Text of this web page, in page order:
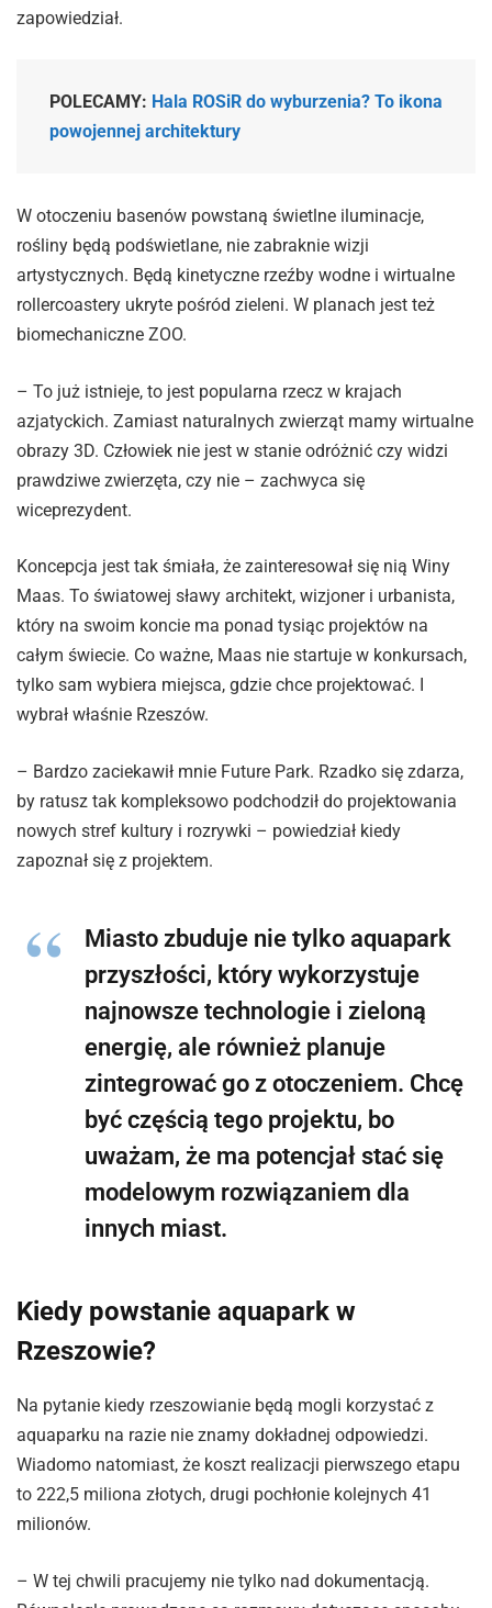
zapowiedział.
POLECAMY: Hala ROSiR do wyburzenia? To ikona
powojennej architektury
W otoczeniu basenów powstaną świetlne iluminacje,
rośliny będą podświetlane, nie zabraknie wizji
artystycznych. Będą kinetyczne rzeźby wodne i wirtualne
rollercoastery ukryte pośród zieleni. W planach jest też
biomechaniczne ZOO.
– To już istnieje, to jest popularna rzecz w krajach
azjatyckich. Zamiast naturalnych zwierząt mamy wirtualne
obrazy 3D. Człowiek nie jest w stanie odróżnić czy widzi
prawdziwe zwierzęta, czy nie – zachwyca się
wiceprezydent.
Koncepcja jest tak śmiała, że zainteresował się nią Winy
Maas. To światowej sławy architekt, wizjoner i urbanista,
który na swoim koncie ma ponad tysiąc projektów na
całym świecie. Co ważne, Maas nie startuje w konkursach,
tylko sam wybiera miejsca, gdzie chce projektować. I
wybrał właśnie Rzeszów.
– Bardzo zaciekawił mnie Future Park. Rzadko się zdarza,
by ratusz tak kompleksowo podchodził do projektowania
nowych stref kultury i rozrywki – powiedział kiedy
zapoznał się z projektem.
Miasto zbuduje nie tylko aquapark
przyszłości, który wykorzystuje
najnowsze technologie i zieloną
energię, ale również planuje
zintegrować go z otoczeniem. Chcę
być częścią tego projektu, bo
uważam, że ma potencjał stać się
modelowym rozwiązaniem dla
innych miast.
Kiedy powstanie aquapark w
Rzeszowie?
Na pytanie kiedy rzeszowianie będą mogli korzystać z
aquaparku na razie nie znamy dokładnej odpowiedzi.
Wiadomo natomiast, że koszt realizacji pierwszego etapu
to 222,5 miliona złotych, drugi pochłonie kolejnych 41
milionów.
– W tej chwili pracujemy nie tylko nad dokumentacją.